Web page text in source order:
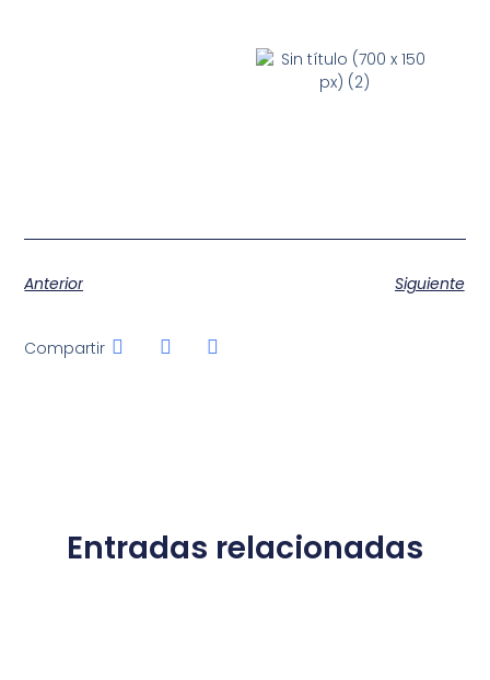
Anterior Siguiente
Compartir
Entradas relacionadas